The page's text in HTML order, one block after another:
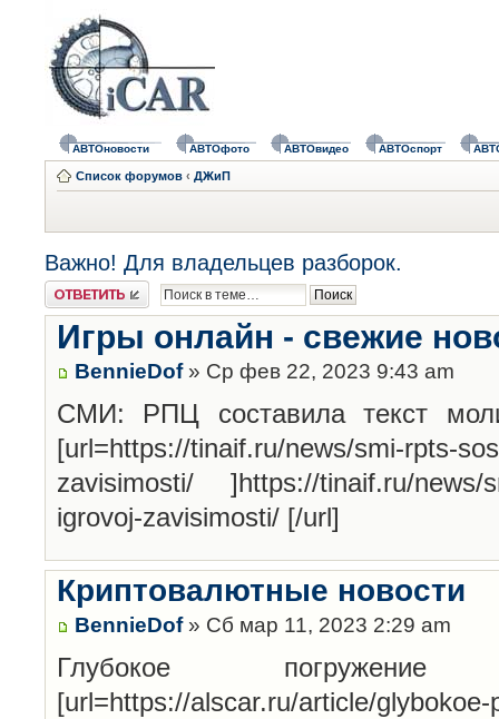
АВТОновости АВТОфото АВТОвидео АВТОспорт
Список форумов ‹ ДЖиП
Важно! Для владельцев разборок.
Ответить
Игры онлайн - свежие
BennieDof» Ср фев 22, 2023 9:43 am
СМИ: РПЦ составила текст
[url=https://tinaif.ru/news/smi-rpts-
zavisimosti/ ]https://tinaif.ru/news/
igrovoj-zavisimosti/ [/url]
Криптовалютные новости
BennieDof» Сб мар 11, 2023 2:29 am
Глубокое
[url=https://alscar.ru/article/